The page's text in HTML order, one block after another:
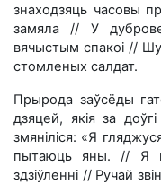
знаходзяць часовы
замяла // У
вячыстым спакоі //
стомленых салдат.
Прырода заўсёды
дзяцей, якія за
змяніліся: «Я
пытаюць яны. // Я
здзіўленні // Ручай